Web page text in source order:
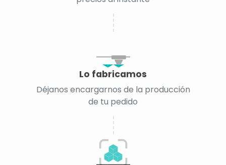
Lo fabricamos
Déjanos encargarnos de la producción
de tu pedido